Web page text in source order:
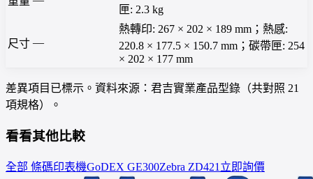
匣: 2.3 kg
尺寸 —
熱轉印: 267 × 202 × 189 mm；熱感:
220.8 × 177.5 × 150.7 mm；碳帶匣: 254
× 202 × 177 mm
差異項目已標示。資料來源：君吉實業產品型錄（共對照 21
項規格）。
看看其他比較
全部 條碼印表機GoDEX GE300Zebra ZD421 立即詢價